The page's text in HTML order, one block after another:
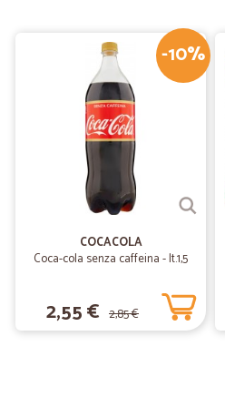
-10%
COCACOLA
Coca-cola senza caffeina - lt.1,5
2,55 € 2,85 €